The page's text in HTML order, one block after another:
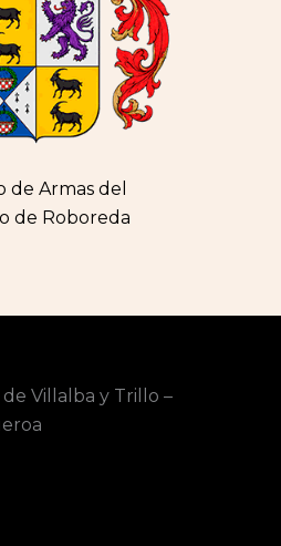
de Armas del
o de Roboreda
Villalba y Trillo –